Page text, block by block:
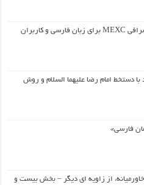
دانلود اپلیکیشن صرافی MEXC برای زبان فارسی و کاربران
با دستخط امام رضا علیهما السلام و روش
فارسی»
از زاویه ای دیگر – بخش بیست و